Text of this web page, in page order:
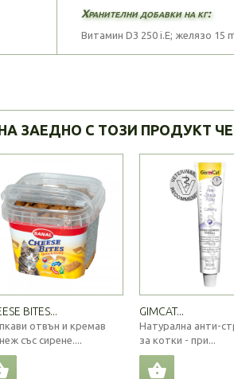
Хранителни добавки на кг:
Витамин D3 250 i.E; желязо 15
ЗАЕДНО С ТОЗИ ПРОДУКТ
BITES...
отвън и кремав
със сирене....
GIMCAT...
Натурална анти-
за котки - при...